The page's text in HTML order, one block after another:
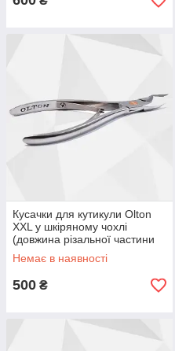
Кусачки для кутикули Olton
XXL у шкіряному чохлі
(довжина різальної частини
23 мм)
Немає в наявності
500 ₴